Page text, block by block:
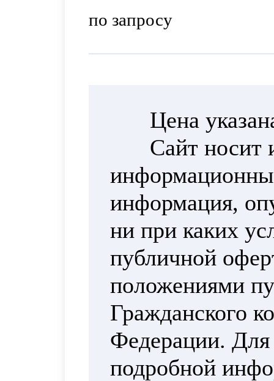
по запросу
Цена
Сайт носит
информация,
ни при каких
публичной
положениями
Гражданского
Федерации. Для
подробной